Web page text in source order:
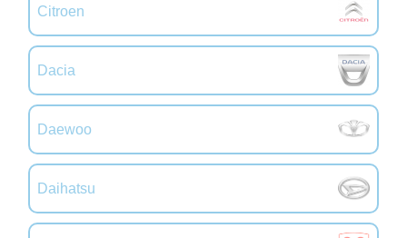
Citroen
Dacia
Daewoo
Daihatsu